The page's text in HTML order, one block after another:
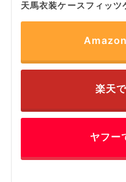
天馬衣装ケースフィッ
楽天
ヤフー